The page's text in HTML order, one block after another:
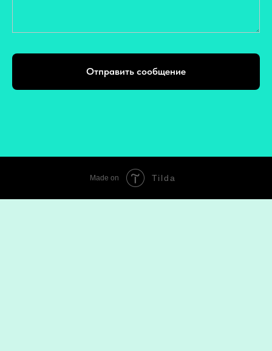
Отправить сообщение
Made on Tilda